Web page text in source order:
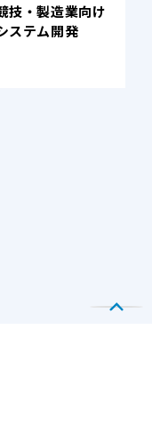
技・製造業向け
ステム開発